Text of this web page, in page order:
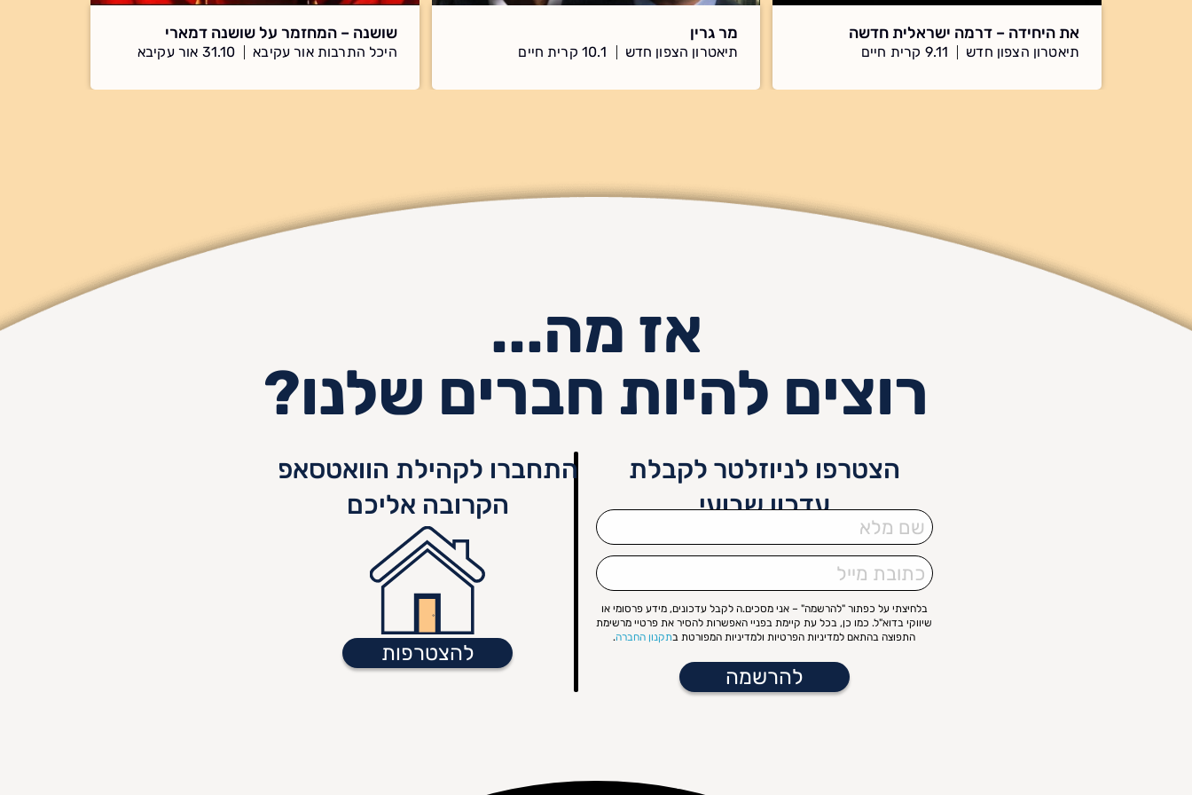
את היחידה – דרמה ישראלית חדשה
תיאטרון הצפון חדש 9.11 קרית חיים
מר גרין
תיאטרון הצפון חדש 10.1 קרית חיים
שושנה – המחזמר על שושנה דמארי
היכל התרבות אור עקיבא 31.10 אור עקיבא
אז מה...
רוצים להיות חברים שלנו?
הצטרפו לניוזלטר לקבלת
עדכון שבועי
שם
מלא
כתובת
מייל
בלחיצתי על כפתור "להרשמה" – אני מסכים.ה לקבל עדכונים, מידע פרסומי או
שיווקי בדוא"ל. כמו כן, בכל עת קיימת בפניי האפשרות להסיר את פרטיי מרשימת
התפוצה בהתאם למדיניות הפרטיות ולמדיניות המפורטת בתקנון החברה.
התחברו לקהילת הוואטסאפ
הקרובה אליכם
להצטרפות